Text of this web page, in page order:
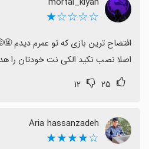
بهبود بخشد و تیم توسعه باید
کند.
اگر دنبال تجربه بی‌نقص
باشید، ممکن است آینده بهتری
برخی محدودیت‌ها روبه‌رو
☆☆☆☆★
اصلا نصب نکید الکی نت خودتان را
۲۵ ۱۲
Aria hassanzadeh
☆★★★★